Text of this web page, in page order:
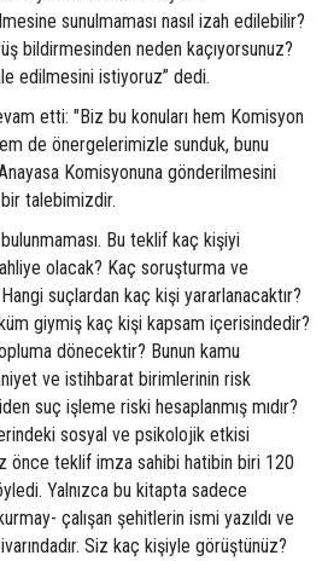
sunulmaması nasıl izah edilebilir?
bildirmesinden neden kaçıyorsunuz?
edilmesini istiyoruz” dedi.
etti: "Biz bu konuları hem Komisyon
de önergelerimizle sunduk, bunu
Komisyonuna gönderilmesini
talebimizdir.
Bu teklif kaç kişiyi
olacak? Kaç soruşturma ve
suçlardan kaç kişi yararlanacaktır?
giymiş kaç kişi kapsam içerisindedir?
dönecektir? Bunun kamu
ve istihbarat birimlerinin risk
suç işleme riski hesaplanmış mıdır?
sosyal ve psikolojik etkisi
önce teklif imza sahibi hatibin biri 120
Yalnızca bu kitapta sadece
çalışan şehitlerin ismi yazıldı ve
Siz kaç kişiyle görüştünüz?